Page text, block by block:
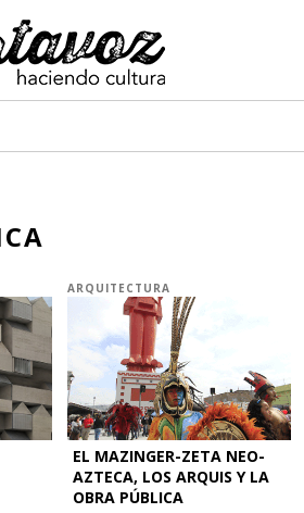
ARQUITECTURA
ENTREVISTAS
ARQUITECTURA
EL MAZINGER-ZETA NEO-
AZTECA, LOS ARQUIS Y LA
OBRA PÚBLICA